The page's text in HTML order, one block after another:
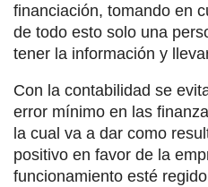
financiación, tomando en
de todo esto solo una
tener la información y
Con la contabilidad se
error mínimo en las
la cual va a dar como
positivo en favor de la
funcionamiento esté